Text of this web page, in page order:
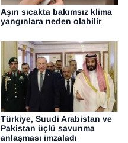
Aşırı sıcakta bakımsız klima
yangınlara neden olabilir
Türkiye, Suudi Arabistan ve
Pakistan üçlü savunma
anlaşması imzaladı